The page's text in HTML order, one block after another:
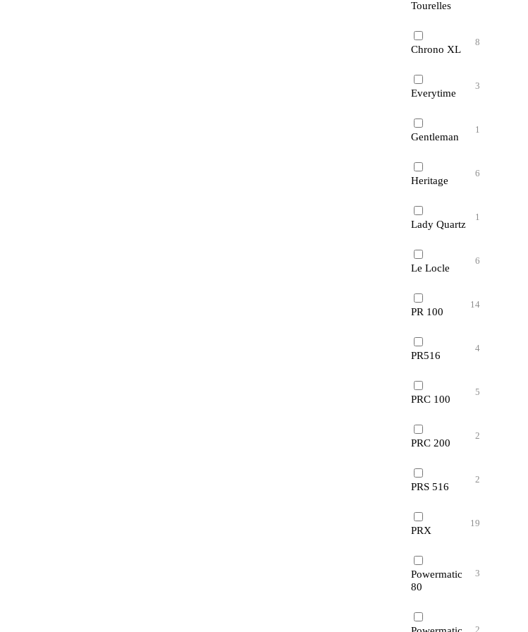
Tourelles
Chrono XL
8
Everytime
3
Gentleman
1
Heritage
6
Lady Quartz
1
Le Locle
6
PR 100
14
PR516
4
PRC 100
5
PRC 200
2
PRS 516
2
PRX
19
Powermatic
80
3
2